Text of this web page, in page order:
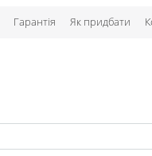
Гарантія Як придбати